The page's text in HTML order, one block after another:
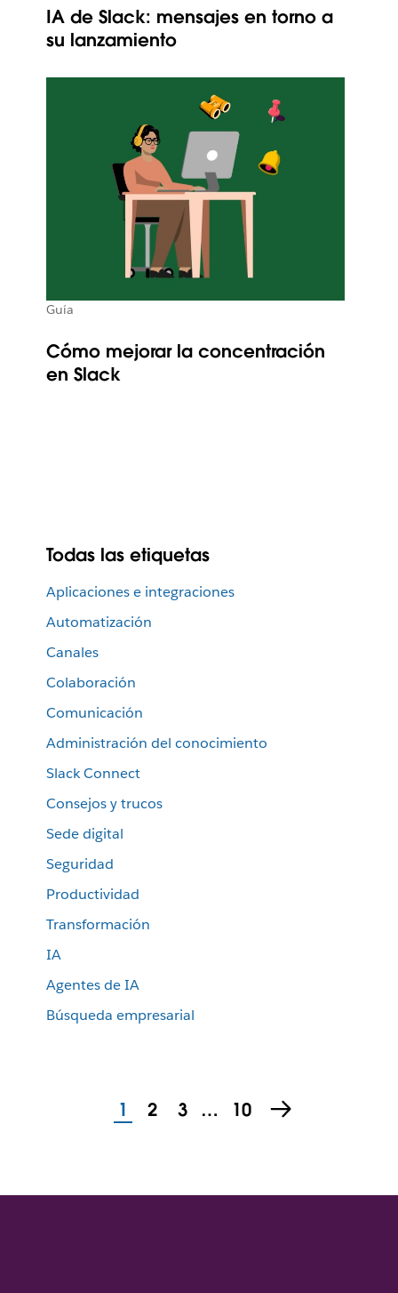
IA de Slack: mensajes en torno a
su lanzamiento
Guía
Cómo mejorar la concentración
en Slack
Todas las etiquetas
Aplicaciones e integraciones
Automatización
Canales
Colaboración
Comunicación
Administración del conocimiento
Slack Connect
Consejos y trucos
Sede digital
Seguridad
Productividad
Transformación
IA
Agentes de IA
Búsqueda empresarial
1 2 3 … 10